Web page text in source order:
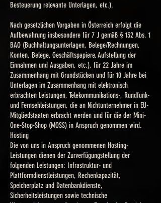
Besteuerung relevante Unterlagen, etc.).
Nach gesetzlichen Vorgaben in Österreich erfolgt die
Aufbewahrung insbesondere für 7 J gemäß § 132 Abs. 1
BAO (Buchhaltungsunterlagen, Belege/Rechnungen,
Konten, Belege, Geschäftspapiere, Aufstellung der
Einnahmen und Ausgaben, etc.), für 22 Jahre im
Zusammenhang mit Grundstücken und für 10 Jahre bei
Unterlagen im Zusammenhang mit elektronisch
erbrachten Leistungen, Telekommunikations-, Rundfunk-
und Fernsehleistungen, die an Nichtunternehmer in EU-
Mitgliedstaaten erbracht werden und für die der Mini-
One-Stop-Shop (MOSS) in Anspruch genommen wird.
Hosting
Die von uns in Anspruch genommenen Hosting-
Leistungen dienen der Zurverfügungstellung der
folgenden Leistungen: Infrastruktur- und
Plattformdienstleistungen, Rechenkapazität,
Speicherplatz und Datenbankdienste,
Sicherheitsleistungen sowie technische